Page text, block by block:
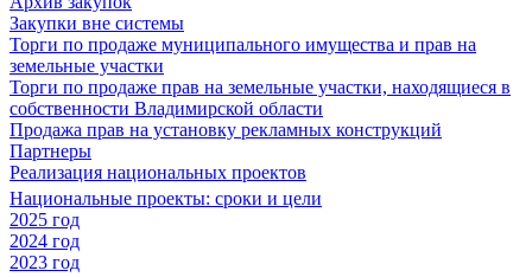
Закупки вне системы
Торги по продаже муниципального имущества и прав на
земельные участки
Торги по продаже прав на земельные участки, находящиеся в
собственности Владимирской области
Продажа прав на установку рекламных конструкций
Партнеры
Реализация национальных проектов
Национальные проекты: сроки и цели
2025 год
2024 год
2023 год